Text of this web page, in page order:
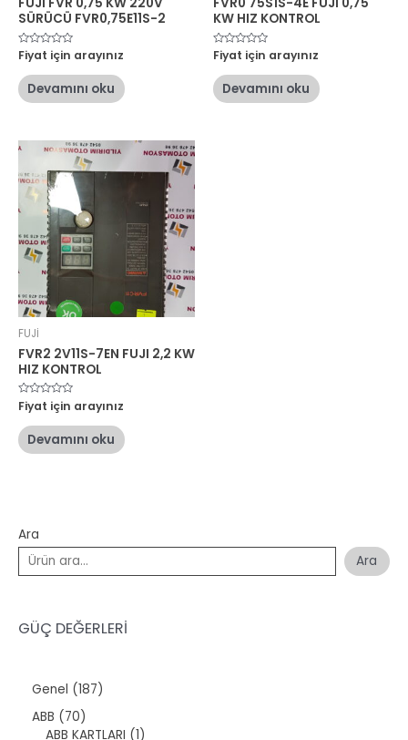
Ara
Ara
GÜÇ DEĞERLERİ
Genel 1871
ABB 707
0
ABB KARTLARI 11
SÜRÜCÜ FVR0,75E11S-2
5
üzerinden
oy
aldı
Fiyat için arayınız
Devamını oku
KW HIZ KONTROL
5
üzerinden
oy
aldı
Fiyat için arayınız
Devamını oku
FUJİ
FVR2 2V11S-7EN FUJI 2,2 KW
HIZ KONTROL
5
üzerinden
oy
aldı
Fiyat için arayınız
Devamını oku